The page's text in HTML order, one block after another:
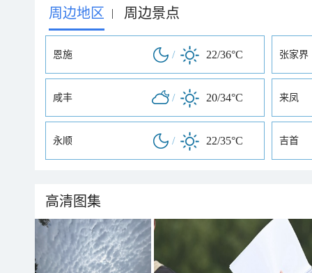
周边地区 | 周边景点
恩施 / 22/36°C 张家界
咸丰 / 20/34°C 来凤
永顺 / 22/35°C 吉首
高清图集